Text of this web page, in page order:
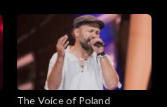
„Die with a Smile”; „The Voice
of Poland”, Bitwy, 12
października 2024
The Voice of Poland